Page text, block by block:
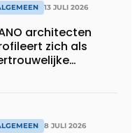
13 JULI 2026
architecten
zich als
8 JULI 2026